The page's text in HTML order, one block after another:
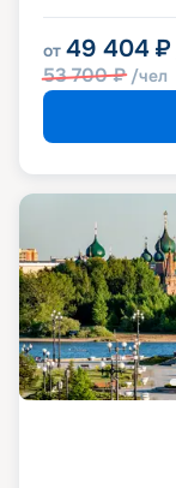
от 49 404 ₽
53 700₽ /чел